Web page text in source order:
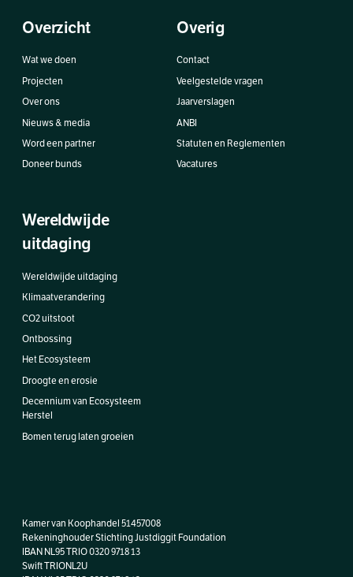
Overzicht
Wat we doen
Projecten
Over ons
Nieuws & media
Word een partner
Doneer bunds
Overig
Contact
Veelgestelde vragen
Jaarverslagen
ANBI
Statuten en Reglementen
Vacatures
Wereldwijde
uitdaging
Wereldwijde uitdaging
Klimaatverandering
CO2 uitstoot
Ontbossing
Het Ecosysteem
Droogte en erosie
Decennium van Ecosysteem
Herstel
Bomen terug laten groeien
Kamer van Koophandel 51457008
Rekeninghouder Stichting Justdiggit Foundation
IBAN NL95 TRIO 0320 9718 13
Swift TRIONL2U